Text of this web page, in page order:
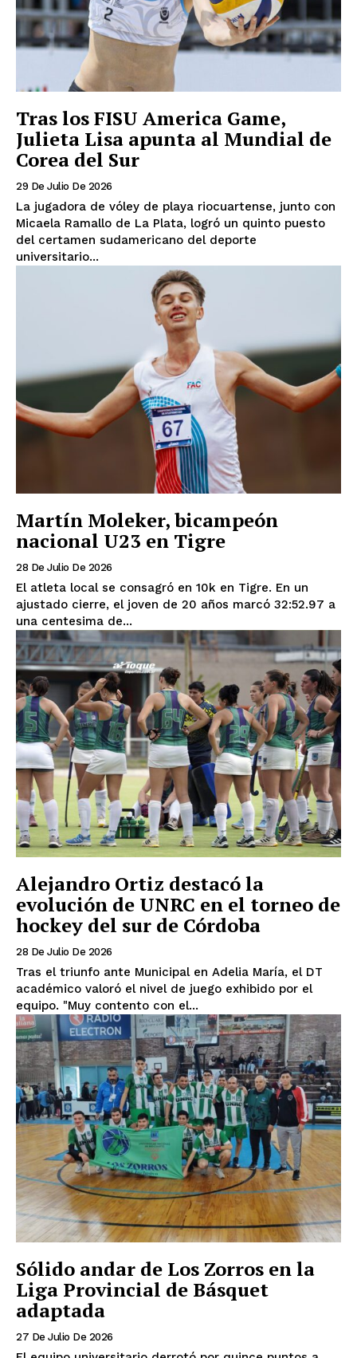
Tras los FISU America Game,
Julieta Lisa apunta al Mundial de
Corea del Sur
29 De Julio De 2026
La jugadora de vóley de playa riocuartense, junto con
Micaela Ramallo de La Plata, logró un quinto puesto
del certamen sudamericano del deporte
universitario...
Martín Moleker, bicampeón
nacional U23 en Tigre
28 De Julio De 2026
El atleta local se consagró en 10k en Tigre. En un
ajustado cierre, el joven de 20 años marcó 32:52.97 a
una centesima de...
Alejandro Ortiz destacó la
evolución de UNRC en el torneo de
hockey del sur de Córdoba
28 De Julio De 2026
Tras el triunfo ante Municipal en Adelia María, el DT
académico valoró el nivel de juego exhibido por el
equipo. "Muy contento con el...
Sólido andar de Los Zorros en la
Liga Provincial de Básquet
adaptada
27 De Julio De 2026